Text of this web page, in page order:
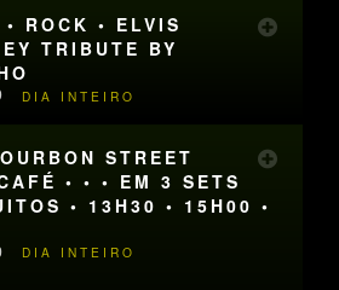
ROCK • ELVIS
TRIBUTE BY
DIA INTEIRO
STREET
• • • EM 3 SETS
• 13H30 • 15H00 •
DIA INTEIRO